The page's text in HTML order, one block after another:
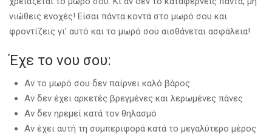
νιώθεις ενοχές! Είσαι πάντα κοντά στο μωρό σου και
φροντίζεις γι’ αυτό και το μωρό σου αισθάνεται ασφάλεια!
Έχε το νου σου:
Αν το μωρό σου δεν παίρνει καλό βάρος
Αν δεν έχει αρκετές βρεγμένες και λερωμένες πάνες
Αν δεν ηρεμεί κατά τον θηλασμό
Αν έχει αυτή τη συμπεριφορά κατά το μεγαλύτερο μέρος